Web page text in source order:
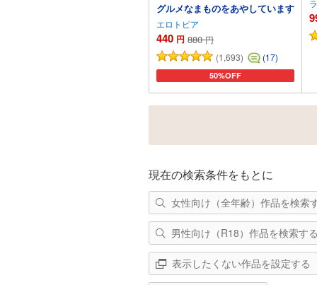
グルメなまものをあやしています
エロトピア
440 円 880 円
(1,693)
(17)
50%OFF
カートに追加
現在の検索条件をもとに
女性向け（全年齢）作品を検索
男性向け（R18）作品を検索す
表示したくない作品を設定する